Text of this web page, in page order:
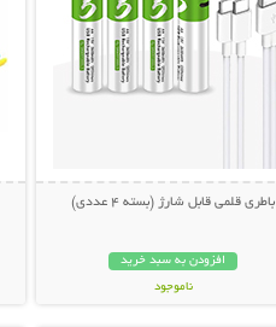
باطری قلمی قابل شارژ (بسته 4 عددی)
افزودن به سبد خرید
ناموجود